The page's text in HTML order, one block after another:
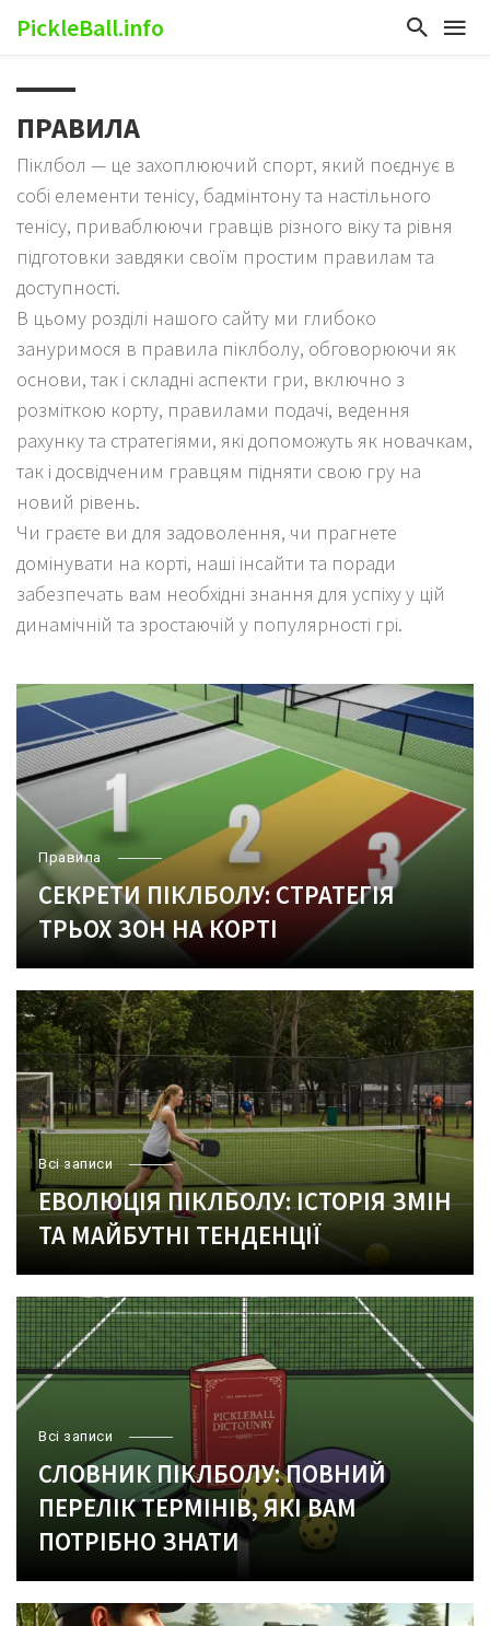
PickleBall.info
ПРАВИЛА
Піклбол — це захоплюючий спорт, який поєднує в
собі елементи тенісу, бадмінтону та настільного
тенісу, приваблюючи гравців різного віку та рівня
підготовки завдяки своїм простим правилам та
доступності.
В цьому розділі нашого сайту ми глибоко
зануримося в правила піклболу, обговорюючи як
основи, так і складні аспекти гри, включно з
розміткою корту, правилами подачі, ведення
рахунку та стратегіями, які допоможуть як новачкам,
так і досвідченим гравцям підняти свою гру на
новий рівень.
Чи граєте ви для задоволення, чи прагнете
домінувати на корті, наші інсайти та поради
забезпечать вам необхідні знання для успіху у цій
динамічній та зростаючій у популярності грі.
Правила
СЕКРЕТИ ПІКЛБОЛУ: СТРАТЕГІЯ
ТРЬОХ ЗОН НА КОРТІ
Всі записи
ЕВОЛЮЦІЯ ПІКЛБОЛУ: ІСТОРІЯ ЗМІН
ТА МАЙБУТНІ ТЕНДЕНЦІЇ
Всі записи
СЛОВНИК ПІКЛБОЛУ: ПОВНИЙ
ПЕРЕЛІК ТЕРМІНІВ, ЯКІ ВАМ
ПОТРІБНО ЗНАТИ